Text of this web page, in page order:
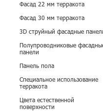
Фасад 22 мм терракота
Фасад 30 мм терракота
3D струйный фасадные
Полупроводниковые
панели
Панель пола
Специальное использование
терракота
Цвета естественной
поверхности